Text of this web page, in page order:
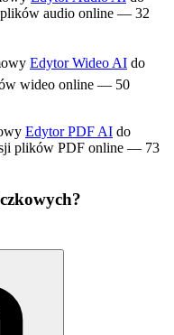
plików audio online — 32
Edytor Wideo AI do
wideo online — 50
Edytor PDF AI do
plików PDF online — 73
?